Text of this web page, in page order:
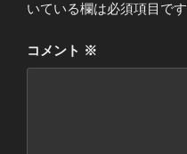
いている欄は必須項目です
コメント ※